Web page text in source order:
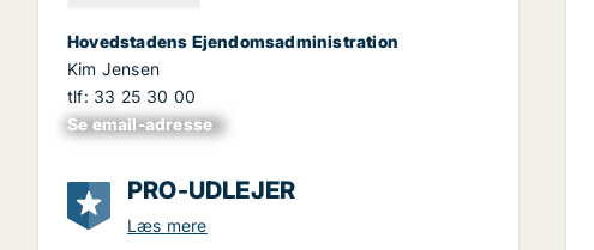
Hovedstadens Ejendomsadministration
Kim Jensen
tlf: 33 25 30 00
Se email-adresse
xxxxxxxxxxxxxxxx
PRO-UDLEJER
Læs mere